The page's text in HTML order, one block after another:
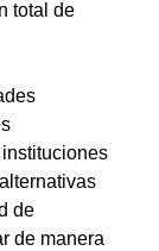
total de
de
de manera